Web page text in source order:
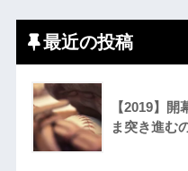
最近の投稿
【2019】
ま突き進む